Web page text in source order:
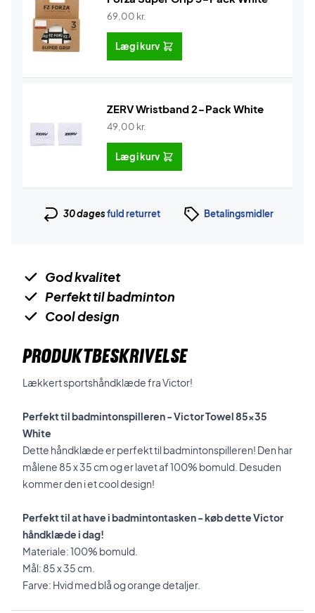
69,00 kr.
Læg i kurv
ZERV Wristband 2-Pack White
49,00 kr.
Læg i kurv
30 dagesfuld returret Betalingsmidler
God kvalitet
Perfekt til badminton
Cool design
PRODUKTBESKRIVELSE
Lækkert sportshåndklæde fra Victor!
Perfekt til badmintonspilleren - Victor Towel 85x35
White
Dette håndklæde er perfekt til badmintonspilleren! Den har
målene 85 x 35 cm og er lavet af 100% bomuld. Desuden
kommer den i et cool design!
Perfekt til at have i badmintontasken - køb dette Victor
håndklæde i dag!
Materiale: 100% bomuld.
Mål: 85 x 35 cm.
Farve: Hvid med blå og orange detaljer.